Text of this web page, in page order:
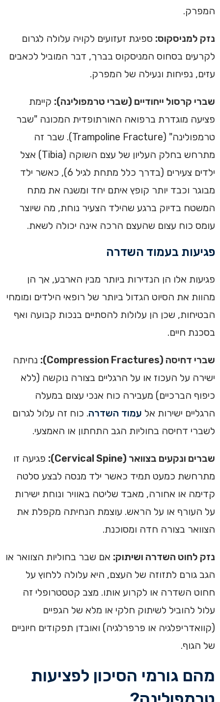
המפרק.
נזק למניסקוס: ספיגת זעזועים לקויה עלולה לגרום
לקרעים בסחוס המניסקוס בברך, דבר המוביל לכאבים
עזים, נפיחות ונעילה של המפרק.
שברי קרסול ייחודיים (שברי טרמפולינה): קיימת
פציעה מוגדרת ברפואה האורתופדית המכונה "שבר
טרמפולינה" (Trampoline Fracture). שבר זה
מתרחש בחלק העליון של עצם השוקה (Tibia) אצל
ילדים צעירים (בדרך כלל מתחת לגיל 6), כאשר ילד
מבוגר וכבד יותר קופץ איתם יחד ומשנה את מתח
המשטח בדיוק ברגע שהילד הצעיר נוחת, מה שיוצר
עומס כוח עצום שהעצם הרכה אינה יכולה לשאת.
פגיעות בעמוד השדרה
פגיעות אלו הן הנדירות ביותר מבין הארבע, אך הן
מהוות את הסיוט הגדול ביותר של רופאי הילדים ומומחי
הבטיחות, שכן הן עלולות להסתיים בנכות קבועה ואף
בסכנת חיים.
שברי דחיסה (Compression Fractures):
נחיתה
ישירה על העכוז או על הרגליים בצורה נוקשה (ללא
כיפוף הברכיים) מעבירה כוח אנכי עצום במעלה
הרגליים ישירות אל עמוד השדרה. כוח זה עלול לגרום
לשברי דחיסה בחוליות הגב התחתון או האמצעי.
שברים ונקעים בצוואר (Cervical Spine):
פגיעה זו
מתרחשת כמעט תמיד כאשר ילד מנסה לבצע סלטה
קדימה או אחורה, מאבד שליטה באוויר ונוחת ישירות
על העורף או על הראש. עוצמת הנחיתה מקפלת את
הצוואר בצורה חדה ומסוכנת.
נזק לחוט השדרה ושיתוק: אם שבר בחוליות הצוואר או
הגב גורם לתזוזה של העצם, היא עלולה ללחוץ על
חחוט השדרה או לקרוע אותו. מצב קטסטרופלי זה
עלול להוביל לשיתוק חלקי או מלא של הגפיים
(קוואדריפלגיה או פרפרלגיה) ואובדן תפקודים חיוניים
של הגוף.
מהם גורמי הסיכון לפציעות